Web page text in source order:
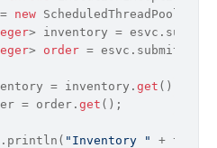
new
> inventory =
> order = esvc.submit(()
= inventory. get ();
= order. get ();
.println( "Inventory "
+